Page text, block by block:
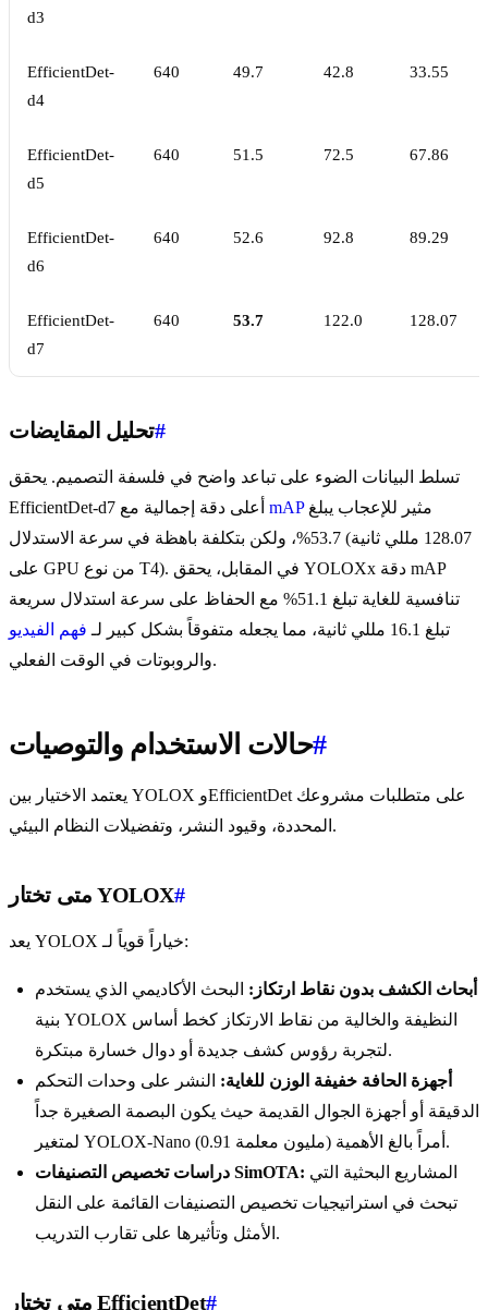
d3
EfficientDet-
d4
640 49.7 42.8 33.55
EfficientDet-
d5
640 51.5 72.5 67.86
EfficientDet-
d6
640 52.6 92.8 89.29
EfficientDet-
d7
640 53.7 122.0 128.07
تحليل المقايضات#
تسلط البيانات الضوء على تباعد واضح في فلسفة التصميم. يحقق
mAPمثير للإعجاب يبلغ
53.7%، ولكن بتكلفة باهظة في سرعة الاستدلال (128.07 مللي ثانية
على GPU من نوع T4). في المقابل، يحقق YOLOXx دقة mAP
تنافسية للغاية تبلغ 51.1% مع الحفاظ على سرعة استدلال سريعة
تبلغ 16.1 مللي ثانية، مما يجعله متفوقاً بشكل كبير لـ
فهم الفيديو
والروبوتات في الوقت الفعلي.
حالات الاستخدام والتوصيات#
يعتمد الاختيار بين YOLOX وEfficientDet على متطلبات مشروعك
المحددة، وقيود النشر، وتفضيلات النظام البيئي.
متى تختار YOLOX#
يعد YOLOX خياراً قوياً لـ:
أبحاث الكشف بدون نقاط ارتكاز: البحث الأكاديمي الذي يستخدم
بنية YOLOX النظيفة والخالية من نقاط الارتكاز كخط أساس
لتجربة رؤوس كشف جديدة أو دوال خسارة مبتكرة.
أجهزة الحافة خفيفة الوزن للغاية: النشر على وحدات التحكم
الدقيقة أو أجهزة الجوال القديمة حيث يكون البصمة الصغيرة جداً
لمتغير YOLOX-Nano (0.91 مليون معلمة) أمراً بالغ الأهمية.
دراسات تخصيص التصنيفات SimOTA:
تبحث في استراتيجيات تخصيص التصنيفات القائمة على النقل
الأمثل وتأثيرها على تقارب التدريب.
متى تختار EfficientDet#